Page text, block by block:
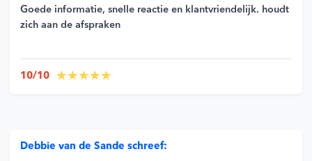
Goede informatie, snelle reactie en klantvriendelijk. houdt
zich aan de afspraken
10/10
Debbie van de Sande schreef: